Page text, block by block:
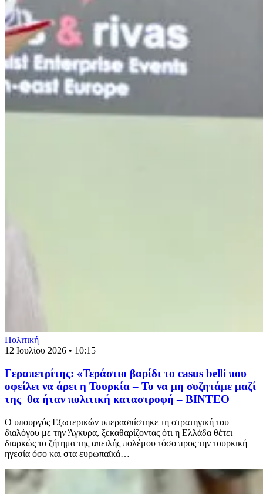
Πολιτική
12 Ιουλίου 2026 • 10:15
Γεραπετρίτης: «Τεράστιο βαρίδι το casus belli που
οφείλει να άρει η Τουρκία – Το να μη συζητάμε μαζί
της θα ήταν πολιτική καταστροφή – ΒΙΝΤΕΟ
Ο υπουργός Εξωτερικών υπερασπίστηκε τη στρατηγική του
διαλόγου με την Άγκυρα, ξεκαθαρίζοντας ότι η Ελλάδα θέτει
διαρκώς το ζήτημα της απειλής πολέμου τόσο προς την τουρκική
ηγεσία όσο και στα ευρωπαϊκά…